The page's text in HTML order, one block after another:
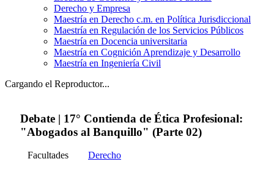
Derecho y Empresa
Maestría en Derecho c.m. en Política Jurisdiccional
Maestría en Regulación de los Servicios Públicos
Maestría en Docencia universitaria
Maestría en Cognición Aprendizaje y Desarrollo
Maestría en Ingeniería Civil
Cargando el Reproductor...
Debate | 17° Contienda de Ética Profesional:
"Abogados al Banquillo" (Parte 02)
Facultades
Derecho